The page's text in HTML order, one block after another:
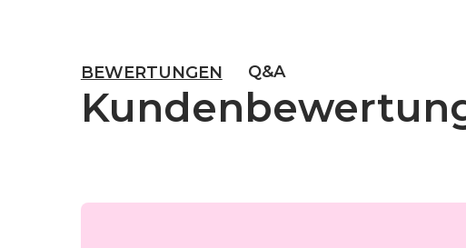
BEWERTUNGEN Q&A